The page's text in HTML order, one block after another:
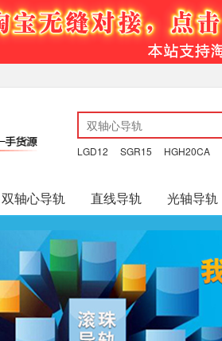
LGD12 SGR15 HGH20CA
双轴心导轨 直线导轨 光轴导轨